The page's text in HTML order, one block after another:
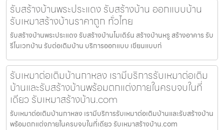
รับสร้างบ้านพระประแดง รับสร้างบ้าน ออกแบบบ้าน
รับเหมาสร้างบ้านราคาถูก ทั่วไทย
รับสร้างบ้านพระประแดง รับสร้างบ้านโมเดิร์น สร้างบ้านหรู สร้างอาคาร รับ
รีโนเวทบ้าน รับต่อเติมบ้าน บริการออกแบบ เขียนแบบก่
รับเหมาต่อเติมบ้านกาหลง เรามีบริการรับเหมาต่อเติม
บ้านและรับสร้างบ้านพร้อมตกแต่งภายในครบจบในที่
เดียว รับเหมาสร้างบ้าน.com
รับเหมาต่อเติมบ้านกาหลง เรามีบริการรับเหมาต่อเติมบ้านและรับสร้างบ้าน
พร้อมตกแต่งภายในครบจบในที่เดียว รับเหมาสร้างบ้าน.com